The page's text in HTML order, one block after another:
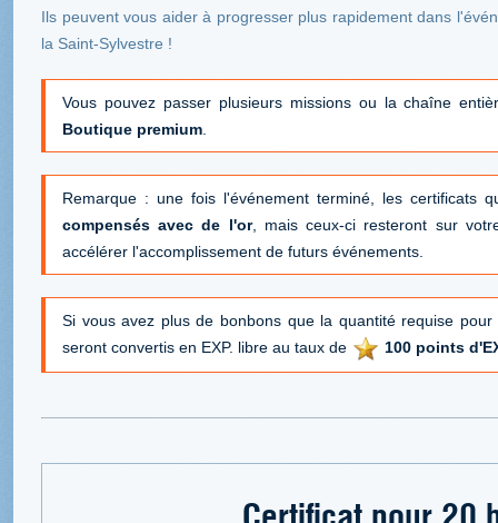
Ils peuvent vous aider à progresser plus rapidement dans
la Saint-Sylvestre !
Vous pouvez passer plusieurs missions ou la chaîne
Boutique premium
Remarque : une fois l'événement terminé, les certificats
compensés avec de l'or, mais ceux-ci resteront sur
accélérer l'accomplissement de futurs événements.
Si vous avez plus de bonbons que la quantité requise
seront convertis en EXP. libre au taux de
100 points